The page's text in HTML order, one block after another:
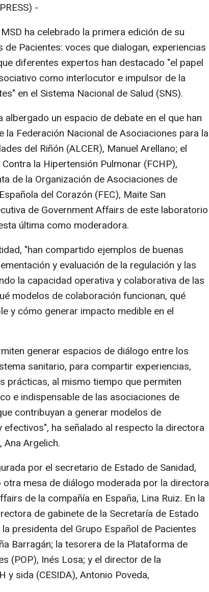
-
ha celebrado la primera edición de su
Pacientes: voces que dialogan, experiencias
diferentes expertos han destacado "el papel
como interlocutor e impulsor de la
en el Sistema Nacional de Salud (SNS).
albergado un espacio de debate en el que han
la Federación Nacional de Asociaciones para la
del Riñón (ALCER), Manuel Arellano; el
la Hipertensión Pulmonar (FCHP),
de la Organización de Asociaciones de
del Corazón (FEC), Maite San
de Government Affairs de este laboratorio
última como moderadora.
"han compartido ejemplos de buenas
y evaluación de la regulación y las
la capacidad operativa y colaborativa de las
modelos de colaboración funcionan, qué
y cómo generar impacto medible en el
generar espacios de diálogo entre los
sanitario, para compartir experiencias,
prácticas, al mismo tiempo que permiten
e indispensable de las asociaciones de
contribuyan a generar modelos de
ha señalado al respecto la directora
Ana Argelich.
por el secretario de Estado de Sanidad,
otra mesa de diálogo moderada por la directora
de la compañía en España, Lina Ruiz. En la
de gabinete de la Secretaría de Estado
presidenta del Grupo Español de Pacientes
Barragán; la tesorera de la Plataforma de
(POP), Inés Losa; y el director de la
y sida (CESIDA), Antonio Poveda,